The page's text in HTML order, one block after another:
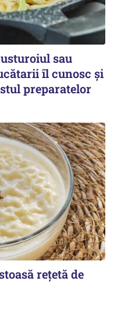
sau
îl cunosc și
preparatelor
rețetă de